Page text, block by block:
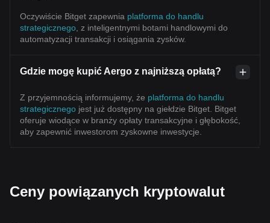
Oczywiście Bitget zapewnia platforma do handlu
strategicznego , z inteligentnymi botami handlowymi do
automatyzacji transakcji i osiągania zysków.
Gdzie mogę kupić Aergo z najniższą opłatą?
Z przyjemnością informujemy, że platforma do handlu
strategicznego jest już dostępny na giełdzie Bitget. Bitget
oferuje wiodące w branży opłaty transakcyjne i głębokość,
aby zapewnić inwestorom zyskowne inwestycje.
Ceny powiązanych kryptowalut